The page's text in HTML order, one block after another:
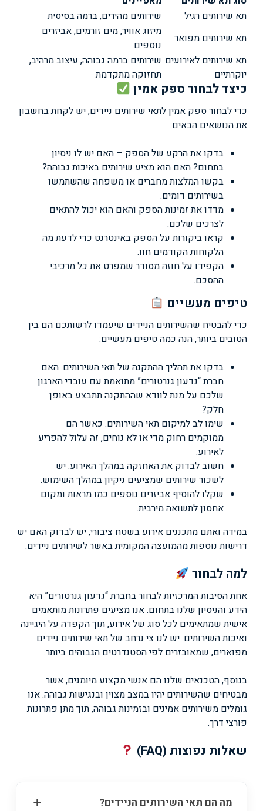
תא שירותים רגיל
שירותים מהירים, ברמה בסיסית
תא שירותים מפואר
מיזוג אוויר, מים זורמים, אביזרים
נוספים
תא שירותים לאירועים
יוקרתיים
שירותים ברמה גבוהה, עיצוב מרהיב,
תחזוקה מתקדמת
כיצד לבחור ספק אמין
כדי לבחור ספק אמין לתאי שירותים ניידים, יש לקחת בחשבון
את הנושאים הבאים:
בדקו את הרקע של הספק – האם יש לו ניסיון
בתחום? האם הוא מציע שירותים באיכות גבוהה?
בקשו המלצות מחברים או משפחה שהשתמשו
בשירותים דומים.
מדדו את זמינות הספק והאם הוא יכול להתאים
לצרכים שלכם.
קראו ביקורות על הספק באינטרנט כדי לדעת מה
הלקוחות הקודמים חוו.
הקפידו על חוזה מסודר שמפרט את כל מרכיבי
ההסכם.
טיפים מעשיים
כדי להבטיח שהשירותים הניידים שיעמדו לרשותכם הם בין
הטובים ביותר, הנה כמה טיפים מעשיים:
בדקו את תהליך ההתקנה של תאי השירותים. האם
חברת “גדעון גנרטורים” מתואמת עם עובדי הארגון
שלכם על מנת לוודא שההתקנה תתבצע באופן
חלק?
שימו לב למיקום תאי השירותים. כאשר הם
ממוקמים רחוק מדי או לא נוחים, זה עלול להפריע
לאירוע.
חשוב לבדוק את האחזקה במהלך האירוע. יש
לשכור שירותים שמציעים ניקיון במהלך השימוש.
שקלו להוסיף אביזרים נוספים כמו מראות ומקום
אחסון לתשואה מירבית.
במידה ואתם מתכננים אירוע בשטח ציבורי, יש לבדוק האם יש
דרישות נוספות מהמועצה המקומית באשר לשירותים ניידים.
למה לבחור
אחת הסיבות המרכזיות לבחור בחברת “גדעון גנרטורים” היא
הידע והניסיון שלנו בתחום. אנו מציעים פתרונות מותאמים
אישית שמתאימים לכל סוג של אירוע, תוך הקפדה על היגיינה
ואיכות השירותים. יש לנו צי נרחב של תאי שירותים ניידים
מפוארים, שמאובזרים לפי הסטנדרטים הגבוהים ביותר.
בנוסף, הטכנאים שלנו הם אנשי מקצוע מיומנים, אשר
מבטיחים שהשירותים יהיו במצב מצוין ובנגישות גבוהה. אנו
גומלים משירותים אמינים ובזמינות גבוהה, תוך מתן פתרונות
פורצי דרך.
שאלות נפוצות (FAQ)
מה הם תאי השירותים הניידים?